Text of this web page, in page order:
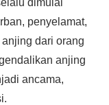
dimulai
penyelamat,
dari orang
anjing
ancama,